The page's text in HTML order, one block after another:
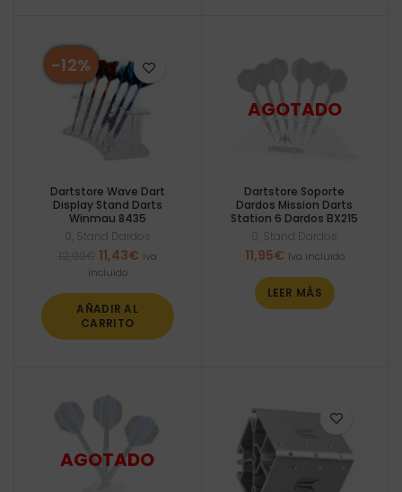
-12%
Dartstore Wave Dart
Display Stand Darts
Winmau 8435
0 Stand Dardos
El
precio
era:
12,99€.
11,43€El
11,43€.
Iva
incluido
AÑADIR AL
CARRITO
Dartstore Soporte
Dardos Mission Darts
Station 6 Dardos BX215
0 Stand Dardos
11,95€ Iva incluido
LEER MÁS